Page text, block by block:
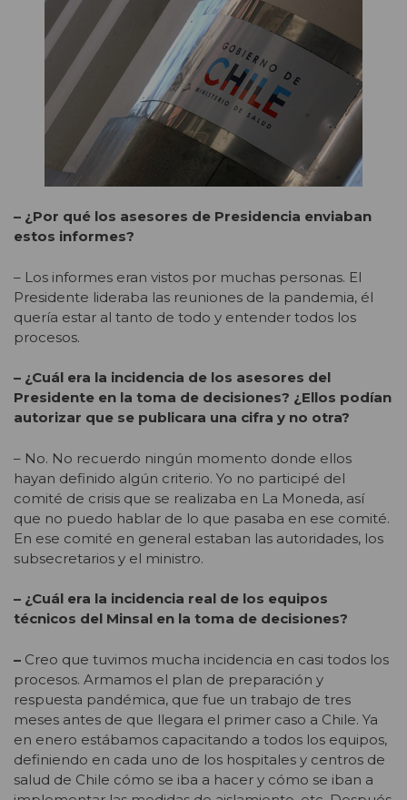
– ¿Por qué los asesores de Presidencia enviaban
estos informes?
– Los informes eran vistos por muchas personas. El
Presidente lideraba las reuniones de la pandemia, él
quería estar al tanto de todo y entender todos los
procesos.
– ¿Cuál era la incidencia de los asesores del
Presidente en la toma de decisiones? ¿Ellos podían
autorizar que se publicara una cifra y no otra?
– No. No recuerdo ningún momento donde ellos
hayan definido algún criterio. Yo no participé del
comité de crisis que se realizaba en La Moneda, así
que no puedo hablar de lo que pasaba en ese comité.
En ese comité en general estaban las autoridades, los
subsecretarios y el ministro.
– ¿Cuál era la incidencia real de los equipos
técnicos del Minsal en la toma de decisiones?
– Creo que tuvimos mucha incidencia en casi todos los
procesos. Armamos el plan de preparación y
respuesta pandémica, que fue un trabajo de tres
meses antes de que llegara el primer caso a Chile. Ya
en enero estábamos capacitando a todos los equipos,
definiendo en cada uno de los hospitales y centros de
salud de Chile cómo se iba a hacer y cómo se iban a